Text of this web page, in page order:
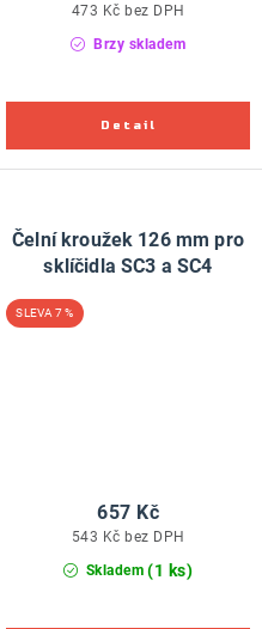
Brzy skladem
473 Kč bez DPH
Čelní kroužek 126 mm pro
sklíčidla SC3 a SC4
7 %
Skladem (1 ks)
543 Kč bez DPH
657 Kč